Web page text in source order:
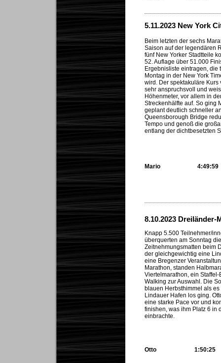
5.11.2023 New York
Beim letzten der sechs
Saison auf der legendären
fünf New Yorker Stadtteile
52. Auflage über 51.000
Ergebnisliste eintragen, die
Montag in der New York
wird. Der spektakuläre Kurs
sehr anspruchsvoll und
Höhenmeter, vor allem in
Streckenhälfte auf. So ging
geplant deutlich schneller
Queensborough Bridge
Tempo und genoß die
entlang der dichtbesetzten
Mario 4:49:59
8.10.2023 Dreiländer-
Knapp 5.500 Teilnehmer/
überquerten am Sonntag die
Zeitnehmungsmatten beim
der gleichgewichtig eine
eine Bregenzer
Marathon, standen
Viertelmarathon, ein
Walking zur Auswahl. Die
blauen Herbsthimmel als
Lindauer Hafen los ging.
eine starke Pace vor und
finishen, was ihm Platz 6 in
einbrachte.
Otto 1:50:25